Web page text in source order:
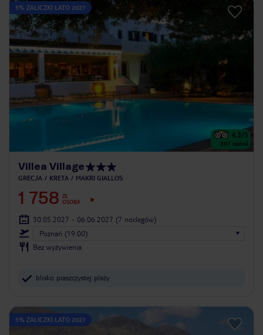
5% ZALICZKI LATO 2027
4.3/5
397 opinii
Villea Village
GRECJA KRETA MAKRI GIALLOS
1 758 ZŁ
OSOBA
30.05.2027 - 06.06.2027 (7 noclegów)
Poznań (19:00)
Bez wyżywienia
blisko piaszczystej plaży
5% ZALICZKI LATO 2027